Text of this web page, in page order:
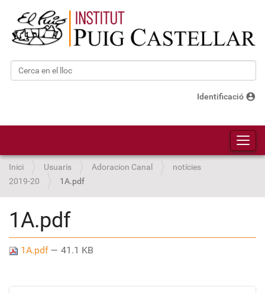
Cerca
Identificació account_circle
Inici Usuaris Adoracion Canal
notícies
2019-20
1A.pdf
1A.pdf
1A.pdf — 41.1 KB